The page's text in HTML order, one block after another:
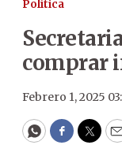
Política
comprar
Febrero 1, 2025
WhatsApp